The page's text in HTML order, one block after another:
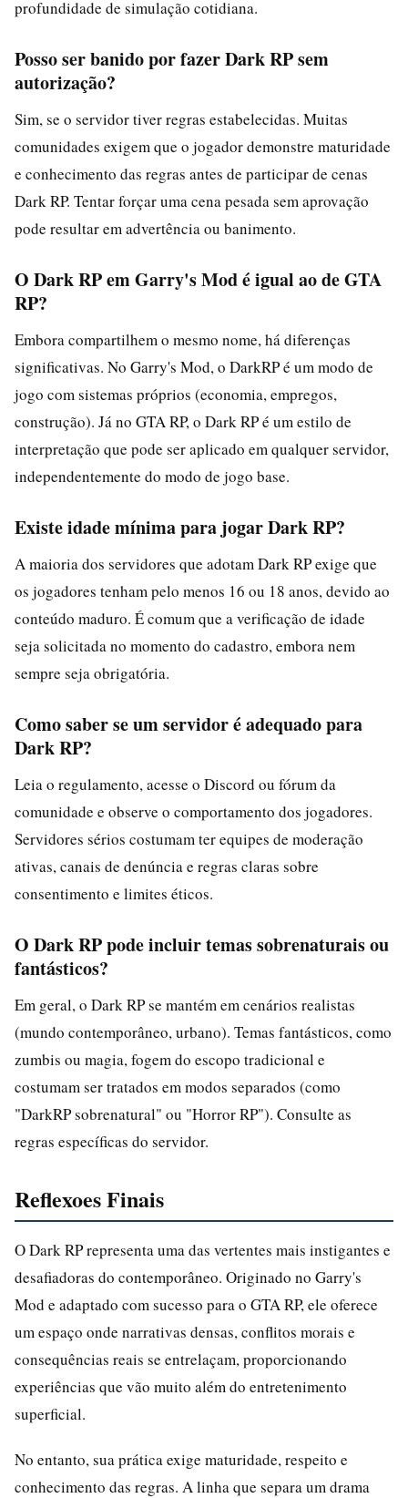
profundidade de simulação cotidiana.
Posso ser banido por fazer Dark RP sem
autorização?
Sim, se o servidor tiver regras estabelecidas. Muitas
comunidades exigem que o jogador demonstre maturidade
e conhecimento das regras antes de participar de cenas
Dark RP. Tentar forçar uma cena pesada sem aprovação
pode resultar em advertência ou banimento.
O Dark RP em Garry's Mod é igual ao de GTA
RP?
Embora compartilhem o mesmo nome, há diferenças
significativas. No Garry's Mod, o DarkRP é um modo de
jogo com sistemas próprios (economia, empregos,
construção). Já no GTA RP, o Dark RP é um estilo de
interpretação que pode ser aplicado em qualquer servidor,
independentemente do modo de jogo base.
Existe idade mínima para jogar Dark RP?
A maioria dos servidores que adotam Dark RP exige que
os jogadores tenham pelo menos 16 ou 18 anos, devido ao
conteúdo maduro. É comum que a verificação de idade
seja solicitada no momento do cadastro, embora nem
sempre seja obrigatória.
Como saber se um servidor é adequado para
Dark RP?
Leia o regulamento, acesse o Discord ou fórum da
comunidade e observe o comportamento dos jogadores.
Servidores sérios costumam ter equipes de moderação
ativas, canais de denúncia e regras claras sobre
consentimento e limites éticos.
O Dark RP pode incluir temas sobrenaturais ou
fantásticos?
Em geral, o Dark RP se mantém em cenários realistas
(mundo contemporâneo, urbano). Temas fantásticos, como
zumbis ou magia, fogem do escopo tradicional e
costumam ser tratados em modos separados (como
"DarkRP sobrenatural" ou "Horror RP"). Consulte as
regras específicas do servidor.
Reflexoes Finais
O Dark RP representa uma das vertentes mais instigantes e
desafiadoras do contemporâneo. Originado no Garry's
Mod e adaptado com sucesso para o GTA RP, ele oferece
um espaço onde narrativas densas, conflitos morais e
consequências reais se entrelaçam, proporcionando
experiências que vão muito além do entretenimento
superficial.
No entanto, sua prática exige maturidade, respeito e
conhecimento das regras. A linha que separa um drama